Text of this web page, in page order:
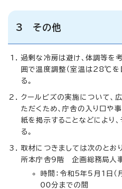
3 その他
過剰な冷房は避け、体調等を
囲で温度調整（室温は28℃を
る。
クールビズの実施について、
ただくため、庁舎の入り口や
紙を掲示することなどにより
る。
取材につきましては次のとお
所本庁舎9階 企画総務局人
時間：令和5年5月1日
00分までの間